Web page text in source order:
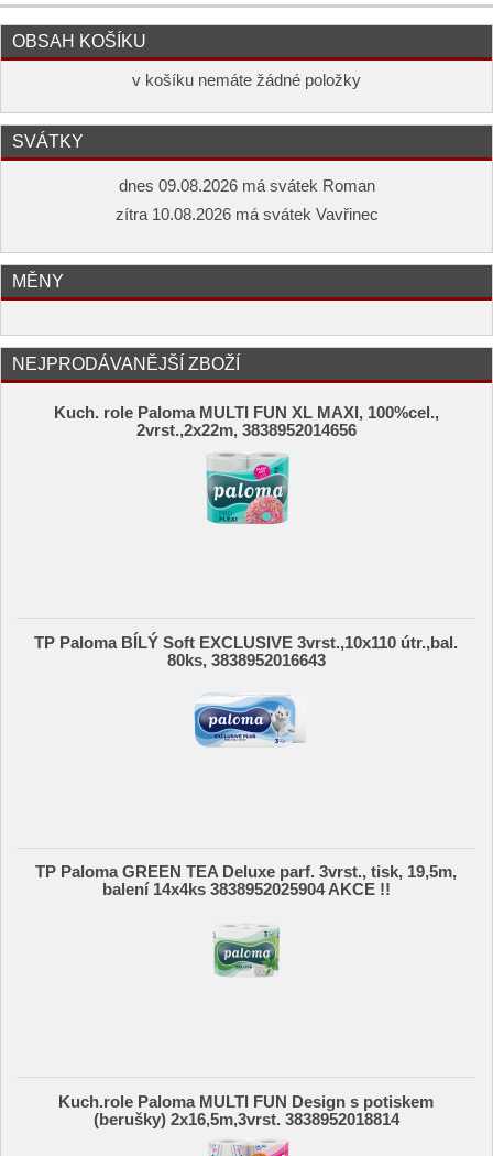
OBSAH KOŠÍKU
v košíku nemáte žádné položky
SVÁTKY
dnes 09.08.2026 má svátek Roman
zítra 10.08.2026 má svátek Vavřinec
MĚNY
NEJPRODÁVANĚJŠÍ ZBOŽÍ
Kuch. role Paloma MULTI FUN XL MAXI, 100%cel.,
2vrst.,2x22m, 3838952014656
TP Paloma BÍLÝ Soft EXCLUSIVE 3vrst.,10x110 útr.,bal.
80ks, 3838952016643
TP Paloma GREEN TEA Deluxe parf. 3vrst., tisk, 19,5m,
balení 14x4ks 3838952025904 AKCE !!
Kuch.role Paloma MULTI FUN Design s potiskem
(berušky) 2x16,5m,3vrst. 3838952018814